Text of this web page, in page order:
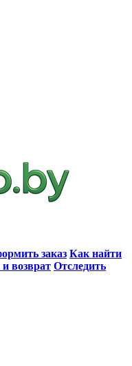
заказ Как найти
возврат Отследить